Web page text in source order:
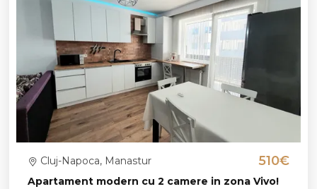
Apartament modern cu 2 camere in zona Vivo!
Cluj-Napoca, Manastur 510€